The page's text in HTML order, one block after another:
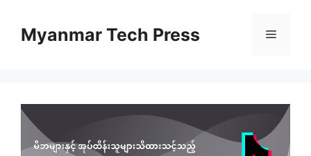
contentMyanmar Tech Press Menu